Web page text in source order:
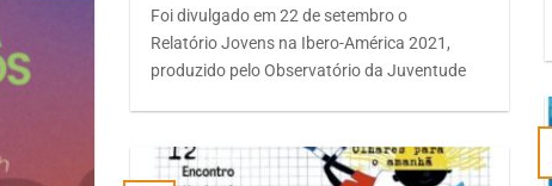
Foi divulgado em 22 de setembro o
Relatório Jovens na Ibero-América 2021,
produzido pelo Observatório da Juventude